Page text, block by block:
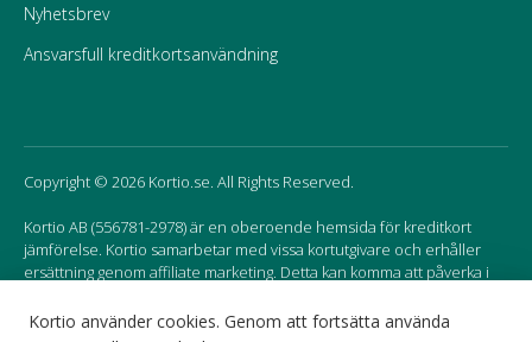
Kortio använder cookies. Genom att fortsätta använda
Nyhetsbrev
Ansvarsfull kreditkortsanvändning
Copyright © 2026 Kortio.se. All Rights Reserved.
Kortio AB (556781-2978) är en oberoende hemsida för kreditkort
jämförelse. Kortio samarbetar med vissa kortutgivare och erhåller
ersättning genom affiliate marketing. Detta kan komma att påverka i